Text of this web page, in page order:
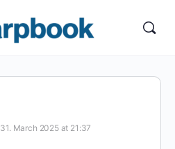
31. March 2025 at 21:37